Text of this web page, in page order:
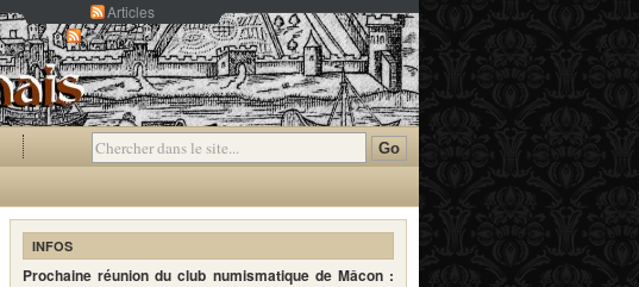
Articles
Commentaires
INFOS
Prochaine réunion du club numismatique de Mâcon :